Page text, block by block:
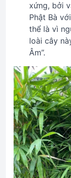
xứng, bởi
Phật Bà
thể là vì
loài cây
Âm”.